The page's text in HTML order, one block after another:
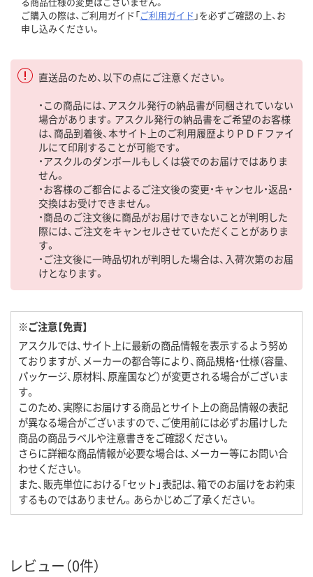
ご購入の際は、ご利用ガイド「ご利用ガイド 」を必ずご確認の上、お
申し込みください。
直送品のため、以下の点にご注意ください。
・この商品には、アスクル発行の納品書が同梱されていない
場合があります。アスクル発行の納品書をご希望のお客様
は、商品到着後、本サイト上のご利用履歴よりＰＤＦファイ
ルにて印刷することが可能です。
・アスクルのダンボールもしくは袋でのお届けではありま
せん。
・お客様のご都合によるご注文後の変更・キャンセル・返品・
交換はお受けできません。
・商品のご注文後に商品がお届けできないことが判明した
際には、ご注文をキャンセルさせていただくことがありま
す。
・ご注文後に一時品切れが判明した場合は、入荷次第のお届
けとなります。
※ご注意【免責】
アスクルでは、サイト上に最新の商品情報を表示するよう努め
ておりますが、メーカーの都合等により、商品規格・仕様（容量、
パッケージ、原材料、原産国など）が変更される場合がございま
す。
このため、実際にお届けする商品とサイト上の商品情報の表記
が異なる場合がございますので、ご使用前には必ずお届けした
商品の商品ラベルや注意書きをご確認ください。
さらに詳細な商品情報が必要な場合は、メーカー等にお問い合
わせください。
また、販売単位における「セット」表記は、箱でのお届けをお約束
するものではありません。あらかじめご了承ください。
レビュー（0件）